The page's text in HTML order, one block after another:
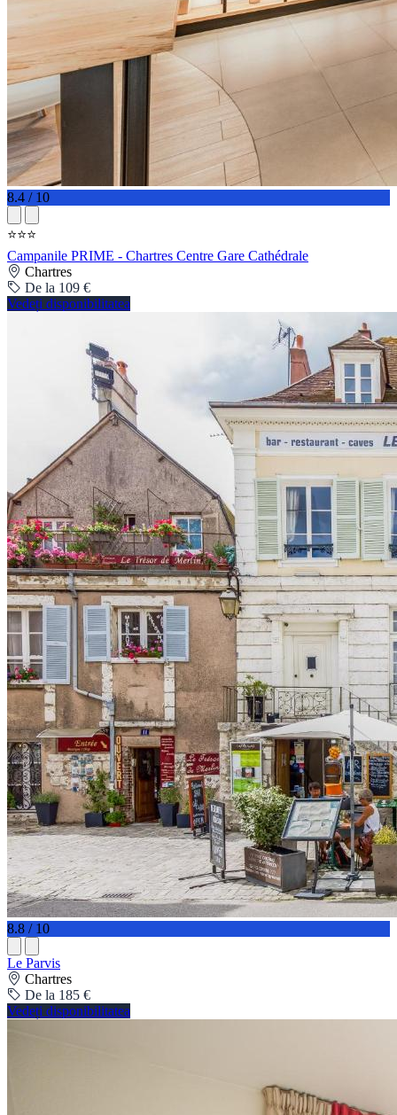
8.4 / 10
⭐⭐⭐
Campanile PRIME - Chartres Centre Gare Cathédrale
Chartres
De la 109 €
Vedeți disponibilitatea
8.8 / 10
Le Parvis
Chartres
De la 185 €
Vedeți disponibilitatea